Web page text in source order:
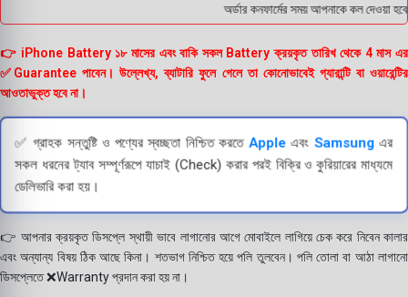
অর্ডার কনফার্মের সময় আপনাকে কল দেওয়া
👉 iPhone Battery ১৮ মাসের এবং বাকি সকল Battery ক্রয়কৃত তারিখ থেকে 4 মাস এর
✅Guarantee পাবেন। উল্লেখ্য, ব্যাটারি ফুলে গেলে তা কোনোভাবেই গ্যারান্টি বা ওয়ারেন্টির
আওতাভুক্ত হবে না।
✅ গ্রাহক সন্তুষ্টি ও পণ্যের স্বচ্ছতা নিশ্চিত করতেApple এবংSamsung এর
সকল ধরনের ট্যাব সম্পূর্ণরূপে যাচাই (Check) করার পরই বিক্রি ও কুরিয়ারের মাধ্যমে
ডেলিভারি করা হয়।
👉 আপনার ক্রয়কৃত ডিসপ্লে স্থায়ী ভাবে লাগানোর আগে মোবাইলে লাগিয়ে চেক করে নিবেন কালার
এবং অন্যান্য বিষয় ঠিক আছে কিনা। শতভাগ নিশ্চিত হয়ে পলি তুলবেন। পলি তোলা বা আঠা লাগানো
ডিসপ্লেতে ❌Warranty প্রদান করা হয় না।